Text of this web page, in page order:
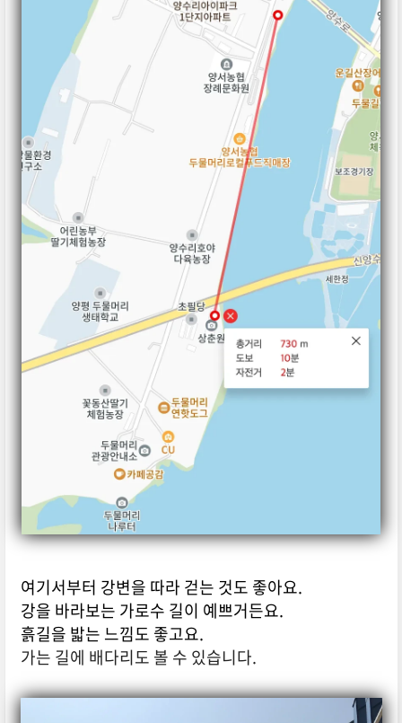
여기서부터 강변을 따라 걷는 것도 좋아요.
강을 바라보는 가로수 길이 예쁘거든요.
흙길을 밟는 느낌도 좋고요.
가는 길에 배다리도 볼 수 있습니다.